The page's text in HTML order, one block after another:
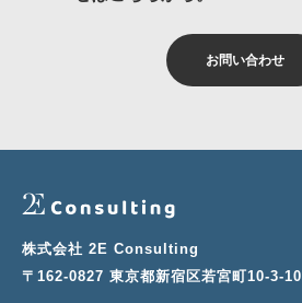
お問い合わせ
株式会社 2E Consulting
〒162-0827 東京都新宿区若宮町10-3-